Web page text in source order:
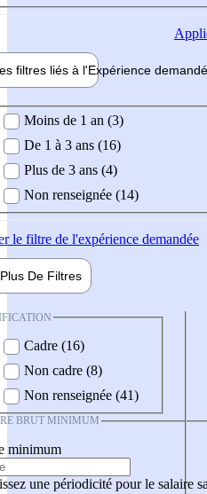
filtres liés à l'Expérience
demandée
Moins de 1 an (3)
De 1 à 3 ans (16)
Plus de 3 ans (4)
Non renseignée (14)
le filtre de l'expérience demandée
Plus De Filtres
Cadre (16)
Non cadre (8)
Non renseignée (41)
BRUT MINIMUM
minimum
une périodicité pour le salaire